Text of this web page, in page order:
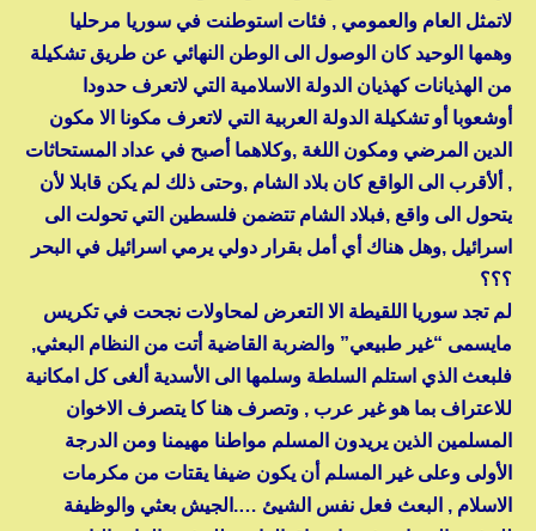
لاتمثل العام والعمومي , فئات استوطنت في سوريا مرحليا
وهمها الوحيد كان الوصول الى الوطن النهائي عن طريق تشكيلة
من الهذيانات كهذيان الدولة الاسلامية التي لاتعرف حدودا
أوشعوبا أو تشكيلة الدولة العربية التي لاتعرف مكونا الا مكون
الدين المرضي ومكون اللغة ,وكلاهما أصبح في عداد المستحاثات
, ألأقرب الى الواقع كان بلاد الشام ,وحتى ذلك لم يكن قابلا لأن
يتحول الى واقع ,فبلاد الشام تتضمن فلسطين التي تحولت الى
اسرائيل ,وهل هناك أي أمل بقرار دولي يرمي اسرائيل في البحر
؟؟؟
لم تجد سوريا اللقيطة الا التعرض لمحاولات نجحت في تكريس
مايسمى “غير طبيعي” والضربة القاضية أتت من النظام البعثي,
فلبعث الذي استلم السلطة وسلمها الى الأسدية ألغى كل امكانية
للاعتراف بما هو غير عرب , وتصرف هنا كا يتصرف الاخوان
المسلمين الذين يريدون المسلم مواطنا مهيمنا ومن الدرجة
الأولى وعلى غير المسلم أن يكون ضيفا يقتات من مكرمات
الاسلام , البعث فعل نفس الشيئ ….الجيش بعثي والوظيفة